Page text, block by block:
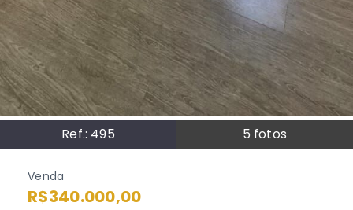
Ref.: 495 5 fotos
Venda
R$340.000,00